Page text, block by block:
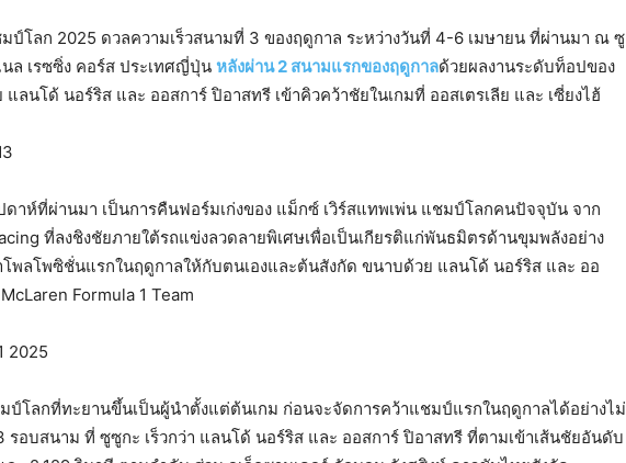
ป์โลก 2025 ดวลความเร็วสนามที่ 3 ของฤดูกาล ระหว่างวันที่ 4-6 เมษายน ที่ผ่านมา ณ ซู
ล เรซซิ่ง คอร์ส ประเทศญี่ปุ่น หลังผ่าน 2 สนามแรกของฤดูกาลด้วยผลงานระดับท็อปของ
ลนโด้ นอร์ริส และ ออสการ์ ปิอาสทรี เข้าคิวคว้าชัยในเกมที่ ออสเตรเลีย และ เซี่ยงไฮ้
ดาห์ที่ผ่านมา เป็นการคืนฟอร์มเก่งของ แม็กซ์ เวิร์สแทพเพ่น แชมป์โลกคนปัจจุบัน จาก
ที่ลงชิงชัยภายใต้รถแข่งลวดลายพิเศษเพื่อเป็นเกียรติแก่พันธมิตรด้านขุมพลังอย่าง
พลโพซิชั่นแรกในฤดูกาลให้กับตนเองและต้นสังกัด ขนาบด้วย แลนโด้ นอร์ริส และ ออ
Formula 1 Team
ป์โลกที่ทะยานขึ้นเป็นผู้นำตั้งแต่ต้นเกม ก่อนจะจัดการคว้าแชมป์แรกในฤดูกาลได้อย่างไม่
รอบสนาม ที่ ซูซูกะ เร็วกว่า แลนโด้ นอร์ริส และ ออสการ์ ปิอาสทรี ที่ตามเข้าเส้นชัยอันดับ